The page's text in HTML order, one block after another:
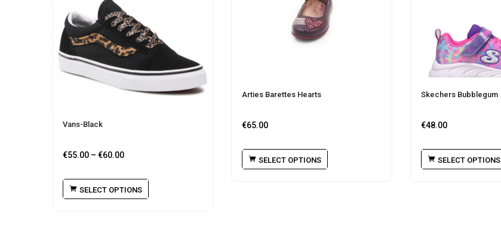
Vans-Black
€55.00 – €60.00
SELECT OPTIONS
Arties Barettes Hearts
€65.00
SELECT OPTIONS
Skechers Bubblegum
€48.00
SELECT OPTIONS